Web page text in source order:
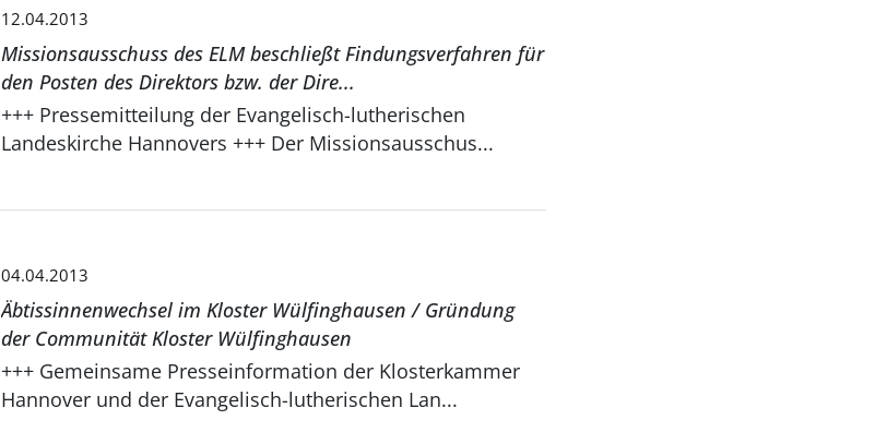
12.04.2013
Missionsausschuss des ELM beschließt Findungsverfahren für
den Posten des Direktors bzw. der Dire...
+++ Pressemitteilung der Evangelisch-lutherischen
Landeskirche Hannovers +++ Der Missionsausschus...
04.04.2013
Äbtissinnenwechsel im Kloster Wülfinghausen / Gründung
der Communität Kloster Wülfinghausen
+++ Gemeinsame Presseinformation der Klosterkammer
Hannover und der Evangelisch-lutherischen Lan...